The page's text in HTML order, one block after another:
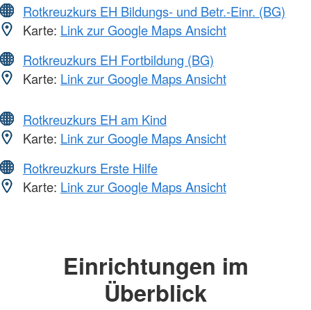
Rotkreuzkurs EH Bildungs- und Betr.-Einr. (BG)
Karte: Link zur Google Maps Ansicht
Rotkreuzkurs EH Fortbildung (BG)
Karte: Link zur Google Maps Ansicht
Rotkreuzkurs EH am Kind
Karte: Link zur Google Maps Ansicht
Rotkreuzkurs Erste Hilfe
Karte: Link zur Google Maps Ansicht
Einrichtungen im
Überblick